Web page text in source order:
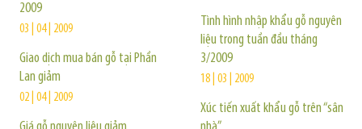
2009
03 | 04 | 2009
Giao dịch mua bán gỗ tại Phần
Lan giảm
02 | 04 | 2009
Tình hình nhập khẩu gỗ nguyên
liệu trong tuần đầu tháng
3/2009
18 | 03 | 2009
Xúc tiến xuất khẩu gỗ trên “sân